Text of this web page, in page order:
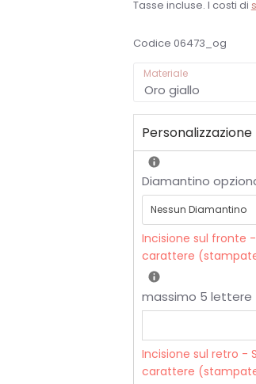
Tasse incluse. I costi di
Codice 06473_og
Materiale
Oro giallo
Personalizzazione
Diamantino
Incisione sul fronte
carattere
massimo 5 lettere
Incisione sul retro -
carattere